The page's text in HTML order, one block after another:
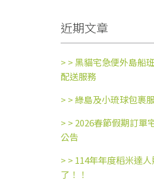
近期文章
> > 黑貓宅急便外島船
配送服務
> >綠島及小琉球包裹
> > 2026春節假期訂單
公告
> > 114年年度稻米達
了！！